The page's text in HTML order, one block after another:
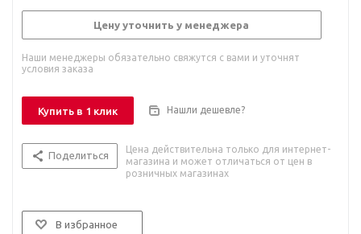
Цену уточнить у менеджера
Наши менеджеры обязательно свяжутся с вами и уточнят
условия заказа
Купить в 1 клик Нашли дешевле?
Поделиться
Цена действительна только для интернет-
магазина и может отличаться от цен в
розничных магазинах
В избранное